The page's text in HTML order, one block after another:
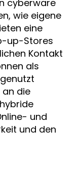
cyberware
wie eigene
eine
up-Stores
Kontakt
als
an die
und
und den